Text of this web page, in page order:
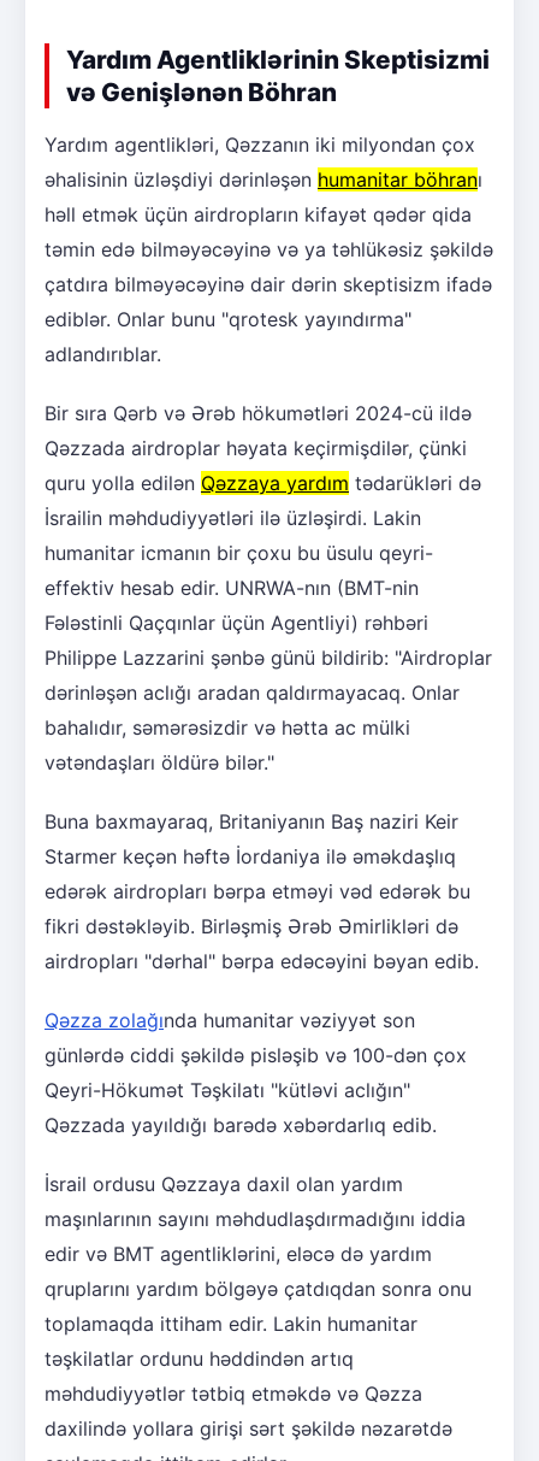
Yardım Agentliklərinin Skeptisizmi
və Genişlənən Böhran
Yardım agentlikləri, Qəzzanın iki milyondan çox
əhalisinin üzləşdiyi dərinləşən humanitar böhranı
həll etmək üçün airdropların kifayət qədər qida
təmin edə bilməyəcəyinə və ya təhlükəsiz şəkildə
çatdıra bilməyəcəyinə dair dərin skeptisizm ifadə
ediblər. Onlar bunu "qrotesk yayındırma"
adlandırıblar.
Bir sıra Qərb və Ərəb hökumətləri 2024-cü ildə
Qəzzada airdroplar həyata keçirmişdilər, çünki
quru yolla edilən Qəzzaya yardım tədarükləri də
İsrailin məhdudiyyətləri ilə üzləşirdi. Lakin
humanitar icmanın bir çoxu bu üsulu qeyri-
effektiv hesab edir. UNRWA-nın (BMT-nin
Fələstinli Qaçqınlar üçün Agentliyi) rəhbəri
Philippe Lazzarini şənbə günü bildirib: "Airdroplar
dərinləşən aclığı aradan qaldırmayacaq. Onlar
bahalıdır, səmərəsizdir və hətta ac mülki
vətəndaşları öldürə bilər."
Buna baxmayaraq, Britaniyanın Baş naziri Keir
Starmer keçən həftə İordaniya ilə əməkdaşlıq
edərək airdropları bərpa etməyi vəd edərək bu
fikri dəstəkləyib. Birləşmiş Ərəb Əmirlikləri də
airdropları "dərhal" bərpa edəcəyini bəyan edib.
Qəzza zolağında humanitar vəziyyət son
günlərdə ciddi şəkildə pisləşib və 100-dən çox
Qeyri-Hökumət Təşkilatı "kütləvi aclığın"
Qəzzada yayıldığı barədə xəbərdarlıq edib.
İsrail ordusu Qəzzaya daxil olan yardım
maşınlarının sayını məhdudlaşdırmadığını iddia
edir və BMT agentliklərini, eləcə də yardım
qruplarını yardım bölgəyə çatdıqdan sonra onu
toplamaqda ittiham edir. Lakin humanitar
təşkilatlar ordunu həddindən artıq
məhdudiyyətlər tətbiq etməkdə və Qəzza
daxilində yollara girişi sərt şəkildə nəzarətdə